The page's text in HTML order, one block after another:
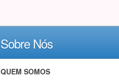
Sobre Nós
QUEM SOMOS